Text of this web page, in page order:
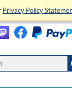
Privacy Policy